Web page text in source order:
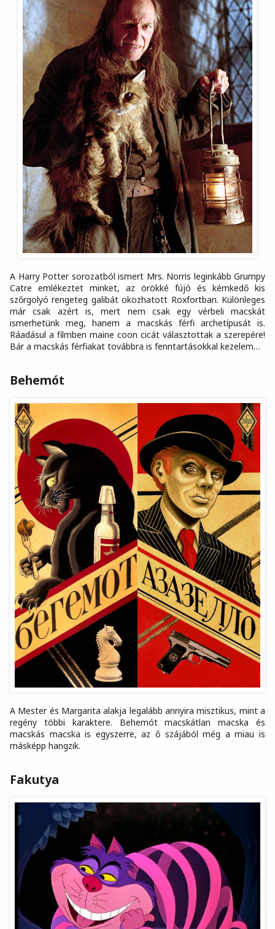
A Harry Potter sorozatból ismert Mrs. Norris leginkább Grumpy
Catre emlékeztet minket, az örökké fújó és kémkedő kis
szőrgolyó rengeteg galibát okozhatott Roxfortban. Különleges
már csak azért is, mert nem csak egy vérbeli macskát
ismerhetünk meg, hanem a macskás férfi archetípusát is.
Ráadásul a filmben maine coon cicát választottak a szerepére!
Bár a macskás férfiakat továbbra is fenntartásokkal kezelem…
Behemót
A Mester és Margarita alakja legalább annyira misztikus, mint a
regény többi karaktere. Behemót macskátlan macska és
macskás macska is egyszerre, az ő szájából még a miau is
másképp hangzik.
Fakutya